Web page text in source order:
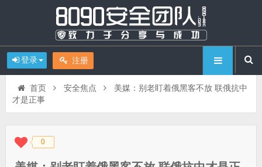
登录 注册
首页 安全焦点
美媒：别老盯着俄黑客不放 联俄抗中
才是正事
◆◆ 0